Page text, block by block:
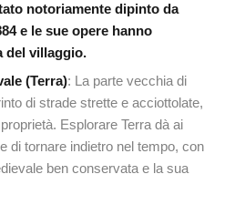
notoriamente dipinto da
e le sue opere hanno
del villaggio.
(Terra): La parte vecchia di
di strade strette e acciottolate,
Esplorare Terra dà ai
di tornare indietro nel tempo, con
ben conservata e la sua